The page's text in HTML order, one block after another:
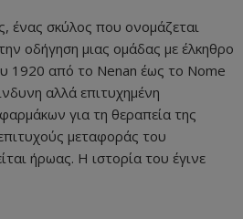
ένας σκύλος που ονομάζεται
οδήγηση μιας ομάδας με έλκηθρο
1920 από το Nenan έως το Nome
αλλά επιτυχημένη
για τη θεραπεία της
μεταφοράς του
ήρωας. Η ιστορία του έγινε